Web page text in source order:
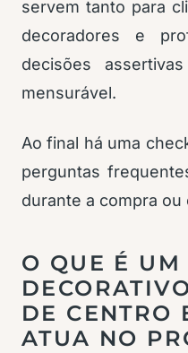
servem tanto para
decoradores e
decisões
mensurável.
Ao final há uma
perguntas
durante a compra ou
O QUE É UM
DE CENTRO
ATUA NO